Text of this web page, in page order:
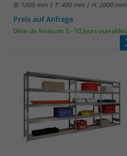
B: 1005 mm | T: 400 mm | H: 2000 mm
Preis auf Anfrage
Délai de livraison: 5 - 10 Jours ouvrables